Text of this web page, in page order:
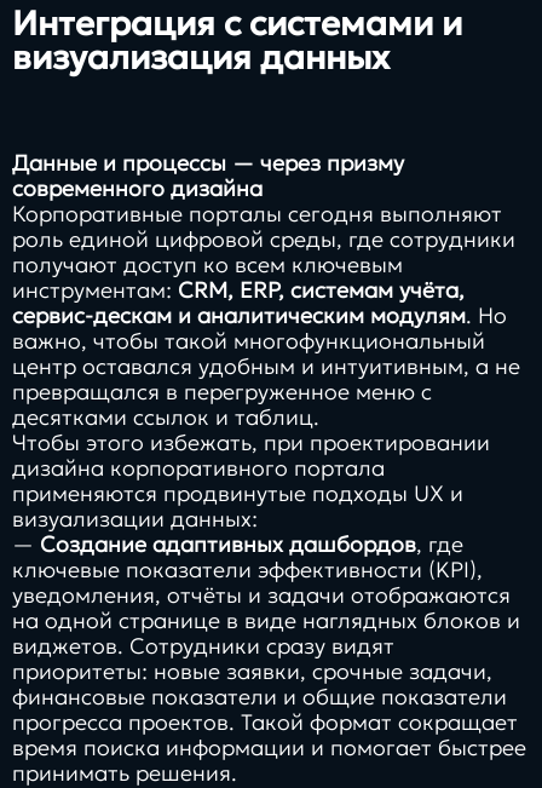
Интеграция с системами и
визуализация данных
Данные и процессы — через призму
современного дизайна
Корпоративные порталы сегодня выполняют
роль единой цифровой среды, где сотрудники
получают доступ ко всем ключевым
инструментам: CRM, ERP, системам учёта,
сервис-дескам и аналитическим модулям. Но
важно, чтобы такой многофункциональный
центр оставался удобным и интуитивным, а не
превращался в перегруженное меню с
десятками ссылок и таблиц.
Чтобы этого избежать, при проектировании
дизайна корпоративного портала
применяются продвинутые подходы UX и
визуализации данных:
— Создание адаптивных дашбордов, где
ключевые показатели эффективности (KPI),
уведомления, отчёты и задачи отображаются
на одной странице в виде наглядных блоков и
виджетов. Сотрудники сразу видят
приоритеты: новые заявки, срочные задачи,
финансовые показатели и общие показатели
прогресса проектов. Такой формат сокращает
время поиска информации и помогает быстрее
принимать решения.